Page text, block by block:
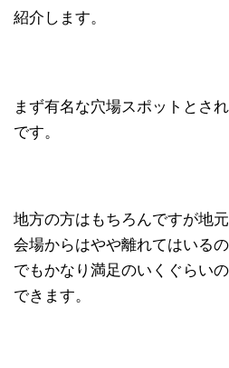
紹介します。
まず有名な穴場スポットとさ
です。
地方の方はもちろんですが地
会場からはやや離れてはいる
でもかなり満足のいくぐらい
できます。